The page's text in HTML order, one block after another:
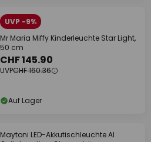
UVP -9%
Mr Maria Miffy Kinderleuchte Star Light,
50 cm
CHF 145.90
UVPCHF 160.36
Auf Lager
Maytoni LED-Akkutischleuchte AI